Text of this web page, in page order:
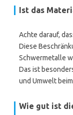
Ist das
Achte darauf,
Diese
Schwermetalle
Das ist
und Umwelt
Wie gut ist